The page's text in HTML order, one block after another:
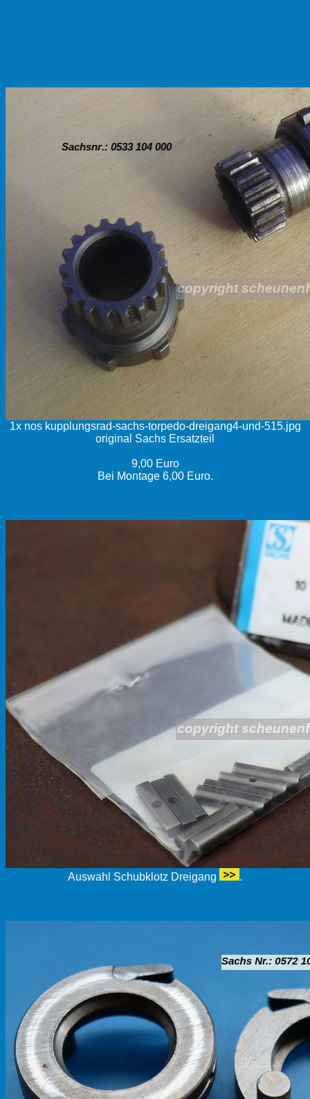
1x nos kupplungsrad-sachs-torpedo-dreigang4-und-515.jpg
original Sachs Ersatzteil
9,00 Euro
Bei Montage 6,00 Euro.
Auswahl Schubklotz Dreigang .